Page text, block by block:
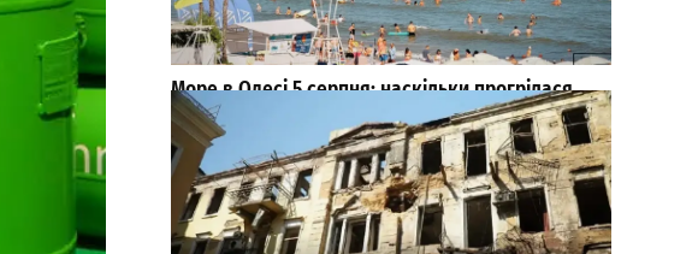
Море в Одесі 5 серпня: наскільки прогрілася
вода і коли йти на пляж
05-08-2026 в 07:15
ВИБІР РЕДАКЦІЇ